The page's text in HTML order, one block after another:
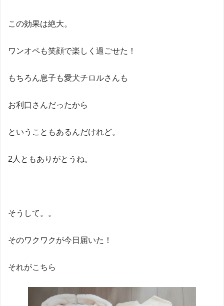
この効果は絶大。
ワンオペも笑顔で楽しく過ごせた！
もちろん息子も愛犬チロルさんも
お利口さんだったから
ということもあるんだけれど。
2人ともありがとうね。
そうして。。
そのワクワクが今日届いた！
それがこちら